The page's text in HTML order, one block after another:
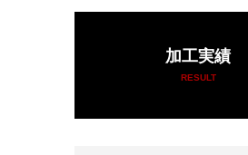
加工実績
RESULT